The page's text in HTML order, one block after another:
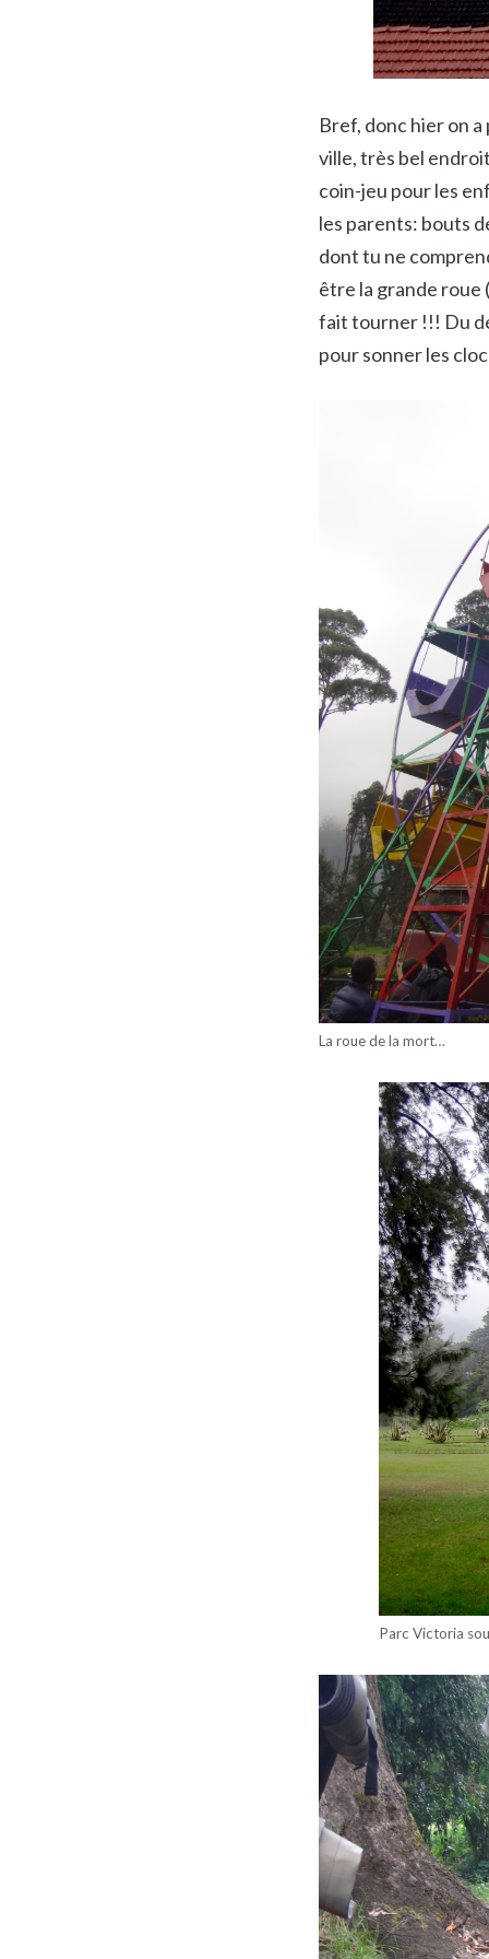
Bref, donc hier on
ville, très bel
coin-jeu pour les
les parents: bouts
dont tu ne
être la grande roue
fait tourner !!! Du
pour sonner les
La roue de la mort…
Parc Victoria